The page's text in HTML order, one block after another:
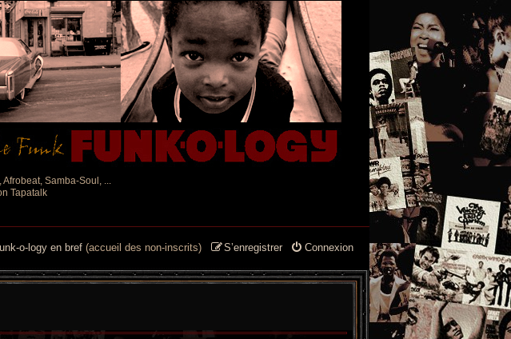
Samba-Soul, ...
Tapatalk
Connexion
S’enregistrer
o-logy en bref (accueil des non-inscrits)